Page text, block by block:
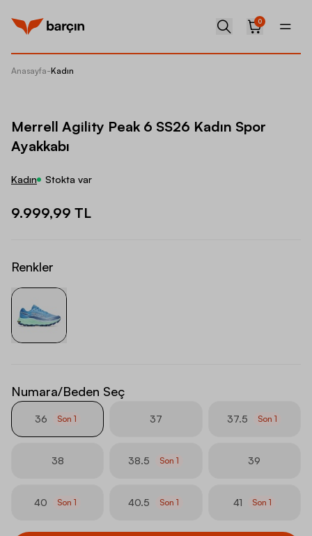
0
Anasayfa-Kadın
Merrell Agility Peak 6 SS26 Kadın Spor
Ayakkabı
Kadın Stokta var
9.999,99 TL
Renkler
Numara/Beden Seç
36 Son 1 37 37.5 Son1
38 38.5 Son1 39
40 Son1 40.5 Son1 41 Son 1